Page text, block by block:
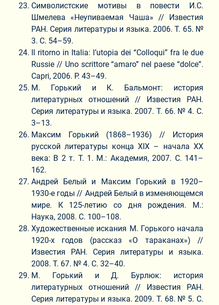
Символистские мотивы в повести И.С.
Шмелева «Неупиваемая Чаша» // Известия
РАН. Серия литературы и языка. 2006. Т. 65. №
3. С. 54–59.
Il ritorno in Italia: l’utopia dei “Colloqui” fra le due
Russie // Uno scrittore “amaro” nel paese “dolce”.
Capri, 2006. P. 43–49.
М. Горький и К. Бальмонт: история
литературных отношений // Известия РАН.
Серия литературы и языка. 2007. Т. 66. № 4. С.
3–13.
Максим Горький (1868–1936) // История
русской литературы конца ХIX – начала ХХ
века: В 2 т. Т. 1. М.: Академия, 2007. С. 141–
162.
Андрей Белый и Максим Горький в 1920–
1930-е годы // Андрей Белый в изменяющемся
мире. К 125-летию со дня рождения. М.:
Наука, 2008. С. 100–108.
Художественные искания М. Горького начала
1920-х годов (рассказ «О тараканах») //
Известия РАН. Серия литературы и языка.
2008. Т. 67. № 4. С. 32–40.
М. Горький и Д. Бурлюк: история
литературных отношений // Известия РАН.
Серия литературы и языка. 2009. Т. 68. № 5. С.